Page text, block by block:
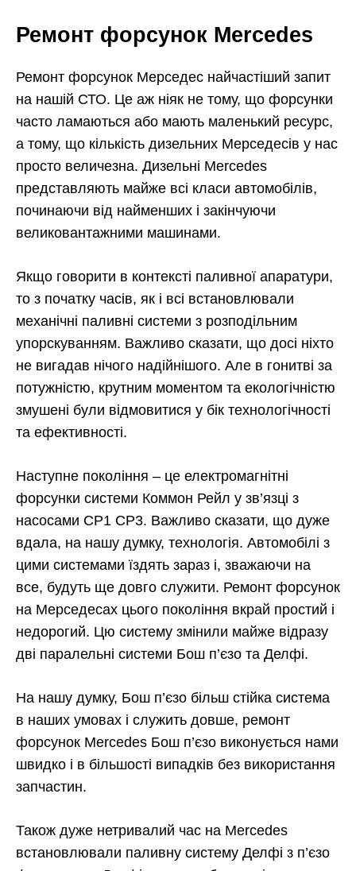
Ремонт форсунок Mercedes
Ремонт форсунок Мерседес найчастіший запит
на нашій СТО. Це аж ніяк не тому, що форсунки
часто ламаються або мають маленький ресурс,
а тому, що кількість дизельних Мерседесів у нас
просто величезна. Дизельні Mercedes
представляють майже всі класи автомобілів,
починаючи від найменших і закінчуючи
великовантажними машинами.
Якщо говорити в контексті паливної апаратури,
то з початку часів, як і всі встановлювали
механічні паливні системи з розподільним
упорскуванням. Важливо сказати, що досі ніхто
не вигадав нічого надійнішого. Але в гонитві за
потужністю, крутним моментом та екологічністю
змушені були відмовитися у бік технологічності
та ефективності.
Наступне покоління – це електромагнітні
форсунки системи Коммон Рейл у зв’язці з
насосами CP1 CP3. Важливо сказати, що дуже
вдала, на нашу думку, технологія. Автомобілі з
цими системами їздять зараз і, зважаючи на
все, будуть ще довго служити. Ремонт форсунок
на Мерседесах цього покоління вкрай простий і
недорогий. Цю систему змінили майже відразу
дві паралельні системи Бош п’єзо та Делфі.
На нашу думку, Бош п’єзо більш стійка система
в наших умовах і служить довше, ремонт
форсунок Mercedes Бош п’єзо виконується нами
швидко і в більшості випадків без використання
запчастин.
Також дуже нетривалий час на Mercedes
встановлювали паливну систему Делфі з п’єзо